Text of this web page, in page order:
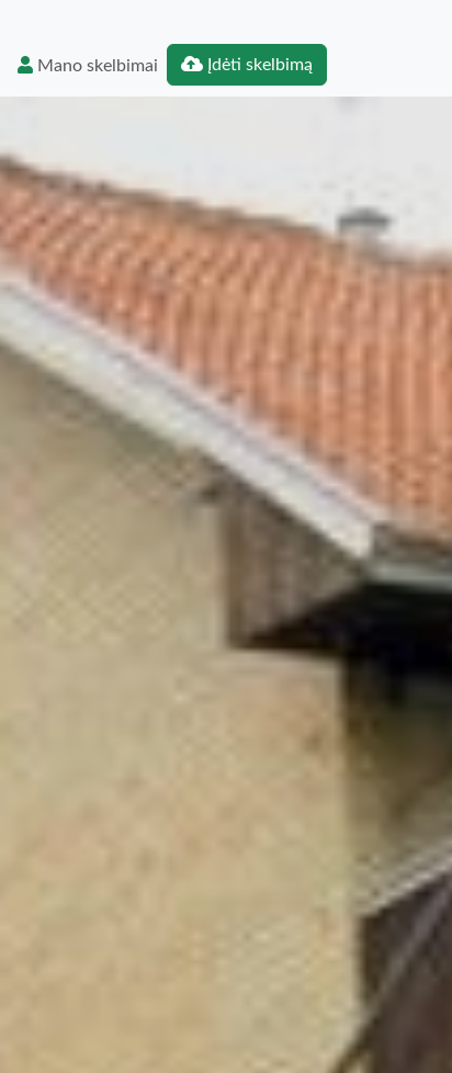
Mano skelbimai Įdėti skelbimą